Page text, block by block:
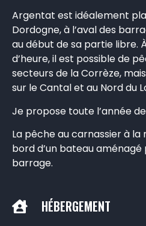
Argentat est idéalement
Dordogne, à l’aval des
au début de sa partie libre.
d’heure, il est possible de
secteurs de la Corrèze,
sur le Cantal et au Nord du
Je propose toute l’année
La pêche au carnassier à
bord d’un bateau aménagé
barrage.
HÉBERGEMENT